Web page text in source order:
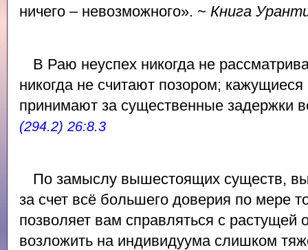
ничего – невозможного». ~ Книга
В Раю неуспех никогда не
никогда не считают позором;
принимают за существенные задержки
(294.2) 26:8.3
По замыслу вышестоящих существ,
за счет всё большего доверия по мере
позволяет вам справляться с растущей
возложить на индивидуума слишком